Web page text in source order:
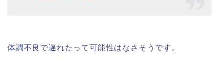
体調不良で遅れたって可能性はなさそうです。